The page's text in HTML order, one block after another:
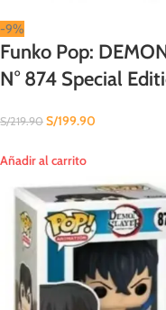
-9%
Funko Pop:
N° 874 Special
S/219.90 S/199.90
Añadir al carrito